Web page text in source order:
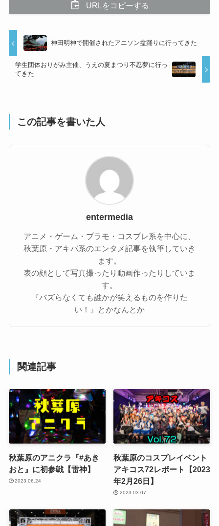
URLをコピーする
神田明神で開催されたアニソン盆踊りに行ってきた
学生団体おりがみ主催、うえの夏まつり不忍夢に行っ
てきた
この記事を書いた人
entermedia
アニメ・ゲーム・プラモ・コスプレ系を中心に、
秋葉原・アキバ系のエンタメ記事を執筆していき
ます。
表の顔として写真撮ったり動画作ったりしていま
す。
『バズらなくても誰かが笑えるものを作りた
い！』とかなんとか
関連記事
秋葉原のアニクラ『#あき
おと』に初参戦【雷神】
2023.06.24
秋葉原のコスプレイベント
アキコス72レポート【2023
年2月26日】
2023.03.07